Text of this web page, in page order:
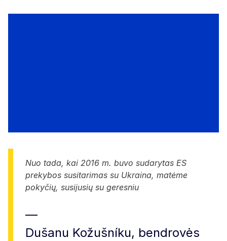
Nuo tada, kai 2016 m. buvo sudarytas ES
prekybos susitarimas su Ukraina, matėme
pokyčių, susijusių su geresniu
Dušanu Kožušníku, bendrovės